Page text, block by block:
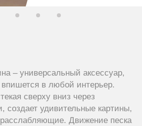
– универсальный аксессуар,
в любой интерьер.
сверху вниз через
создает удивительные картины,
Движение песка